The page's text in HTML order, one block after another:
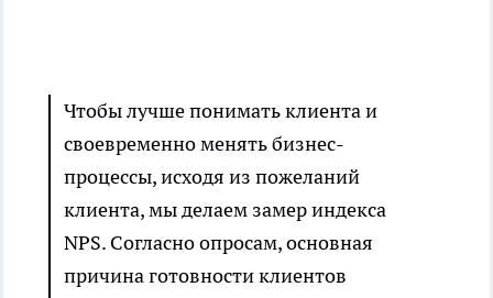
Чтобы лучше понимать клиента и
своевременно менять бизнес-
процессы, исходя из пожеланий
клиента, мы делаем замер индекса
NPS. Согласно опросам, основная
причина готовности клиентов